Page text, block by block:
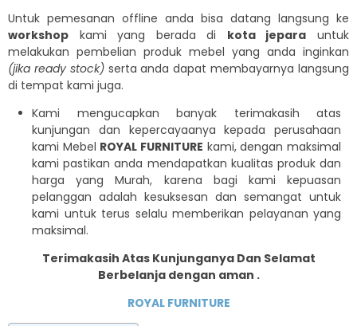
Untuk pemesanan offline anda bisa datang langsung ke
workshop kami yang berada di kota jepara untuk
melakukan pembelian produk mebel yang anda inginkan
(jika ready stock)serta anda dapat membayarnya langsung
di tempat kami juga.
Kami mengucapkan banyak terimakasih atas
kunjungan dan kepercayaanya kepada perusahaan
kami Mebel ROYAL FURNITURE kami, dengan maksimal
kami pastikan anda mendapatkan kualitas produk dan
harga yang Murah, karena bagi kami kepuasan
pelanggan adalah kesuksesan dan semangat untuk
kami untuk terus selalu memberikan pelayanan yang
maksimal.
Terimakasih Atas Kunjunganya Dan Selamat
Berbelanja dengan aman .
ROYAL FURNITURE